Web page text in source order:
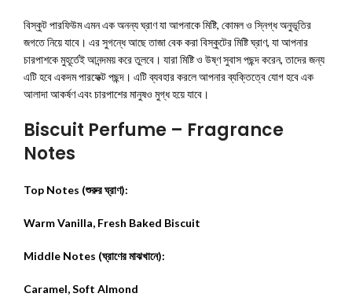
বিস্কুট পারফিউম এমন এক অনন্য ঘ্রাণ যা আপনাকে মিষ্টি, কোমল ও স্নিগ্ধ অনুভূতির
জগতে নিয়ে যাবে। এর সুগন্ধে আছে তাজা বেক করা বিস্কুটের মিষ্টি ঘ্রাণ, যা আপনার
চারপাশকে মুহূর্তেই আনন্দময় করে তুলবে। যারা মিষ্টি ও উষ্ণ সুবাস পছন্দ করেন, তাদের জন্য
এটি হবে একদম পারফেক্ট পছন্দ। এটি ব্যবহার করলে আপনার ব্যক্তিত্বে যোগ হবে এক
আলাদা আকর্ষণ এবং চারপাশের মানুষও মুগ্ধ হয়ে যাবে।
Biscuit Perfume – Fragrance
Notes
Top Notes (শুরুর ঘ্রাণ):
Warm Vanilla, Fresh Baked Biscuit
Middle Notes (ঘ্রাণের মাঝখানে):
Caramel, Soft Almond